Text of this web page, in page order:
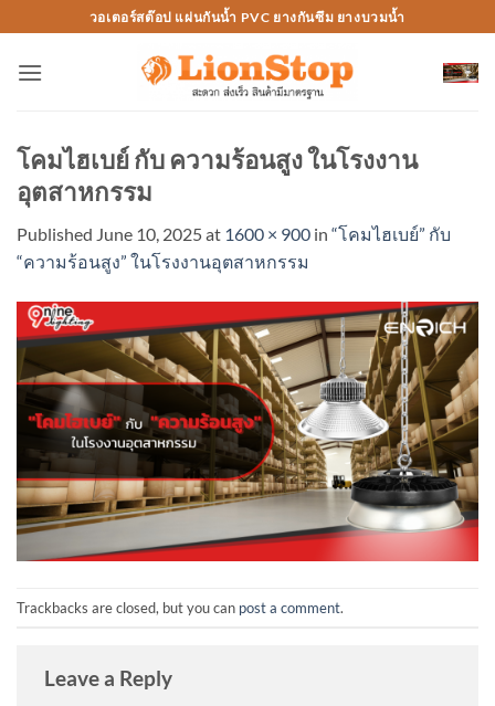
to
content
วอเตอร์สต๊อป แผ่นกันน้ำ PVC ยางกันซึม ยางบวมน้ำ
โคมไฮเบย์ กับ ความร้อนสูง ในโรงงาน
อุตสาหกรรม
Published June 10, 2025at 1600 × 900 in “โคมไฮเบย์” กับ
“ความร้อนสูง” ในโรงงานอุตสาหกรรม
Trackbacks are closed, but you can post a comment.
Leave a Reply